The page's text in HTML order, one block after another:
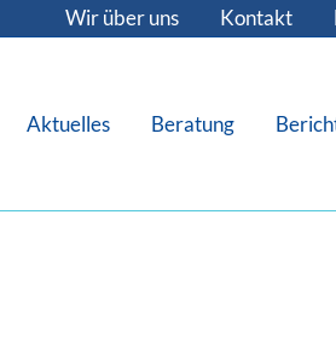
Wir über uns Kontakt
Aktuelles Beratung